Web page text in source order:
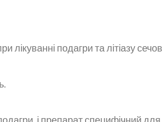
подагри та літіазу
і препарат специфічний